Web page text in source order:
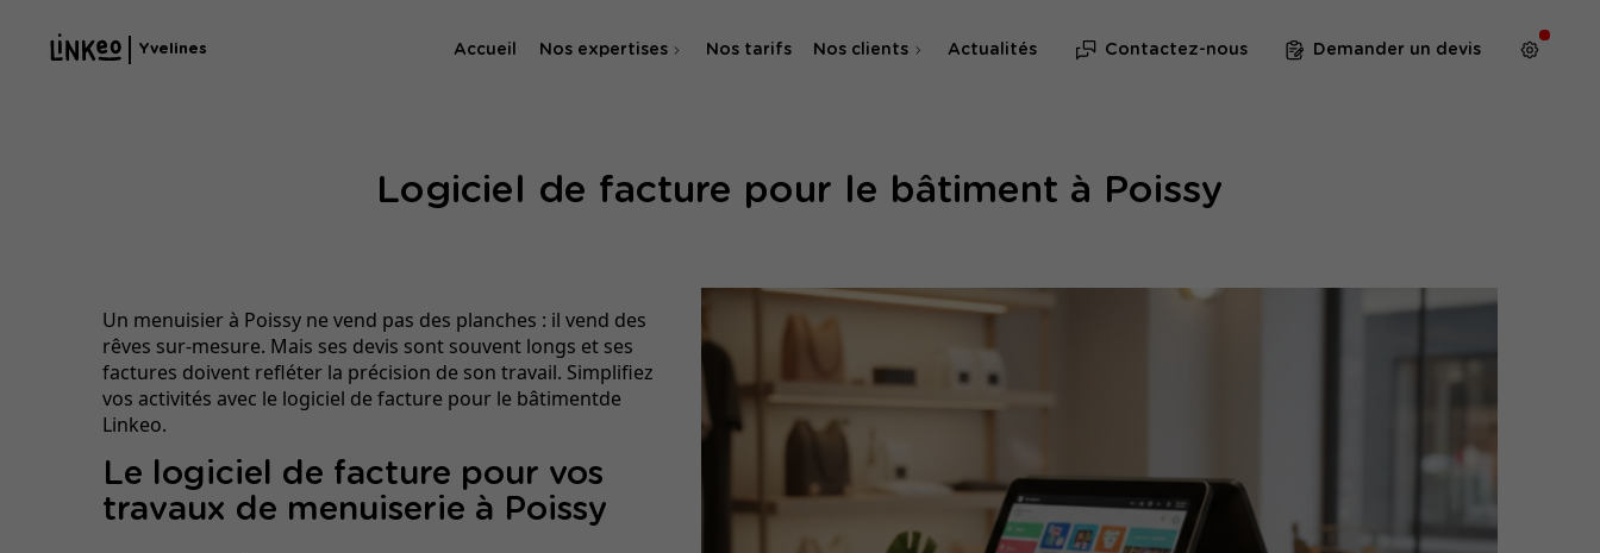
Yvelines Accueil Nos expertises
Agence SEA & SMA
Nos tarifs Nos clients Actualités Contactez-nous Demander un devis
Logiciel de facture pour le bâtiment à Poissy
Un menuisier à Poissy ne vend pas des planches : il vend des
rêves sur-mesure. Mais ses devis sont souvent longs et ses
factures doivent refléter la précision de son travail. Simplifiez
vos activités avec le logiciel de facture pour le bâtimentde
Linkeo.
Le logiciel de facture pour vos
travaux de menuiserie à Poissy